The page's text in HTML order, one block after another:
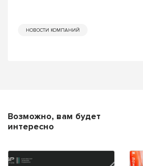
НОВОСТИ КОМПАНИЙ
Возможно, вам будет
интересно